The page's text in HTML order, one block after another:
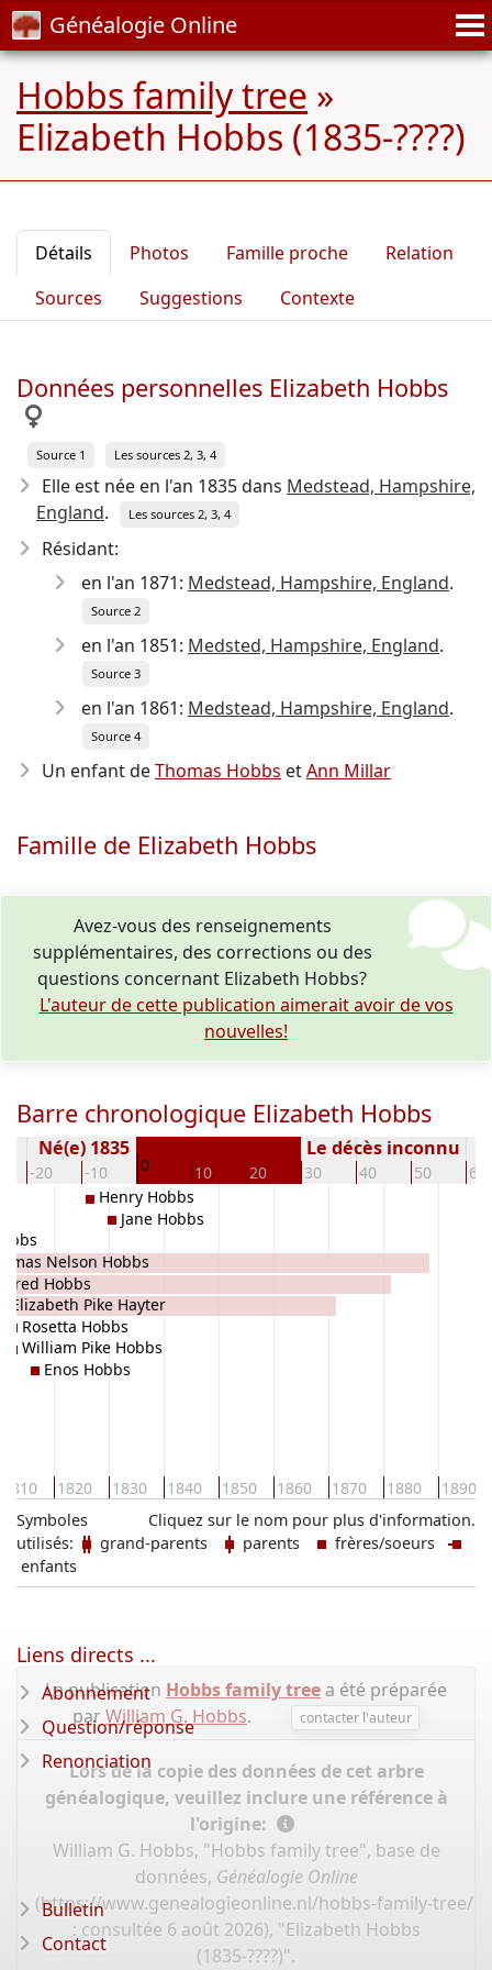
Généalogie Online
Hobbs family tree »
Elizabeth Hobbs (1835-????)
Détails Photos Famille proche
Relation
Sources
Suggestions Contexte
Données personnelles Elizabeth Hobbs
Source 1 Les sources 2, 3, 4
Elle est née en l'an 1835dans Medstead, Hampshire,
England. Les sources 2, 3, 4
Résidant:
en l'an 1871: Medstead, Hampshire, England.
Source 2
en l'an 1851: Medsted, Hampshire, England.
Source 3
en l'an 1861: Medstead, Hampshire, England.
Source 4
Un enfant deThomas Hobbs etAnn Millar
Famille de Elizabeth Hobbs
Avez-vous des renseignements
supplémentaires, des corrections ou des
questions concernant Elizabeth Hobbs?
L'auteur de cette publication aimerait avoir de vos
nouvelles!
Barre chronologique Elizabeth Hobbs
-20 -10 0 10 20 30 40 50 60
Né(e) 1835 Le décès inconnu
1810 1820 1830 1840 1850 1860 1870 1880 1890
Nelson Hobbs
Hobbs
Elizabeth Pike Hayter
Rosetta Hobbs
William Pike Hobbs
Enos Hobbs
Henry Hobbs
Jane Hobbs
Cliquez sur le nom pour plus d'information.
Symboles
utilisés:
grand-parents parents
frères/soeurs
enfants
La publication Hobbs family tree a été préparée
parWilliam G. Hobbs. contacter l'auteur
Lors de la copie des données de cet arbre
généalogique, veuillez inclure une référence à
l'origine:
William G. Hobbs, "Hobbs family tree", base de
données, Généalogie Online
(https://www.genealogieonline.nl/hobbs-family-tree/
: consultée 6 août 2026), "Elizabeth Hobbs
(1835-????)".
Liens directs ...
Abonnement
Question/réponse
Renonciation
Bulletin
Contact